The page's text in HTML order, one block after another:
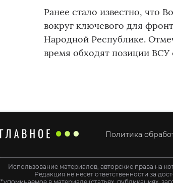
Ранее стало известно, что
вокруг ключевого для
Народной Республике.
время обходят позиции ВСУ
Политика
Использование материалов, авторские права на
Редакция не несет ответственности за